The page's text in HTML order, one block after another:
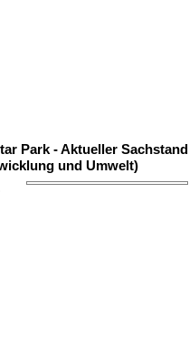
Park - Aktueller Sachstand
und Umwelt)